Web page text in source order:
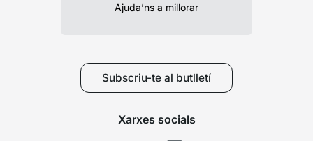
Ajuda’ns a millorar
Subscriu-te al butlletí
Xarxes socials